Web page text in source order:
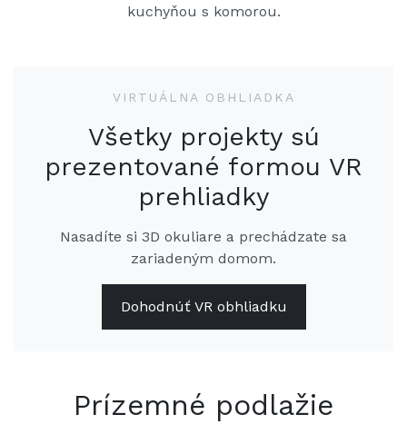
kuchyňou s komorou.
VIRTUÁLNA OBHLIADKA
Všetky projekty sú
prezentované formou VR
prehliadky
Nasadíte si 3D okuliare a prechádzate sa
zariadeným domom.
Dohodnúť VR obhliadku
Prízemné podlažie